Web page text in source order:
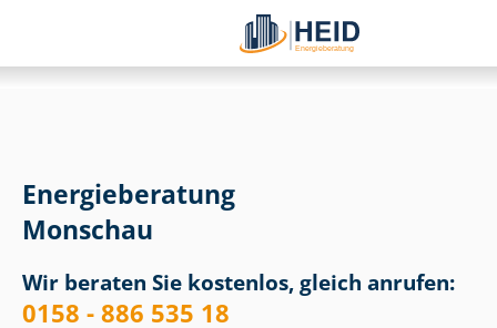
Energieberatung
Monschau
Wir beraten Sie kostenlos, gleich anrufen:
0158 - 886 535 18